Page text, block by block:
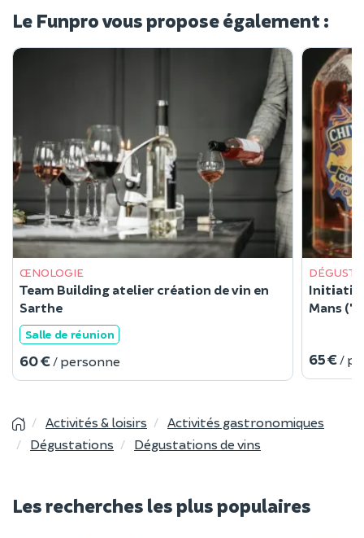
Le Funpro vous propose également :
ŒNOLOGIE
Team Building atelier création de vin en
Sarthe
Salle de réunion
60 € / personne
Mans
65 € /
Activités & loisirs
Activités gastronomiques
Dégustations
Dégustations de vins
Les recherches les plus populaires